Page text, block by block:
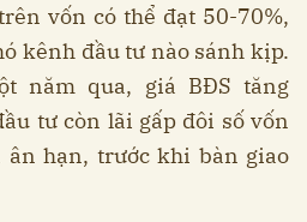
vốn có thể đạt 50-70%,
kênh đầu tư nào sánh kịp.
năm qua, giá BĐS tăng
tư còn lãi gấp đôi số vốn
hạn, trước khi bàn giao